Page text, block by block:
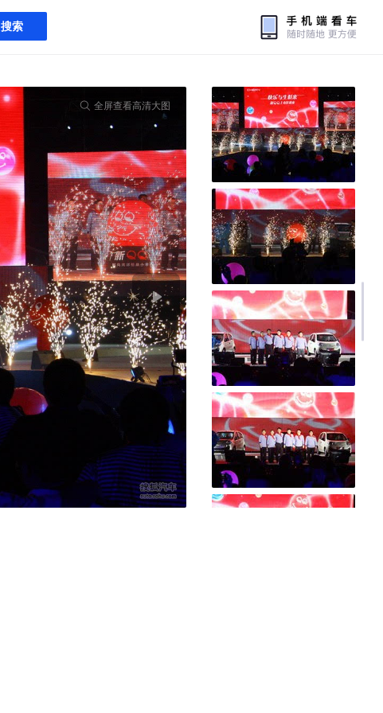
搜索
全屏查看高清大图